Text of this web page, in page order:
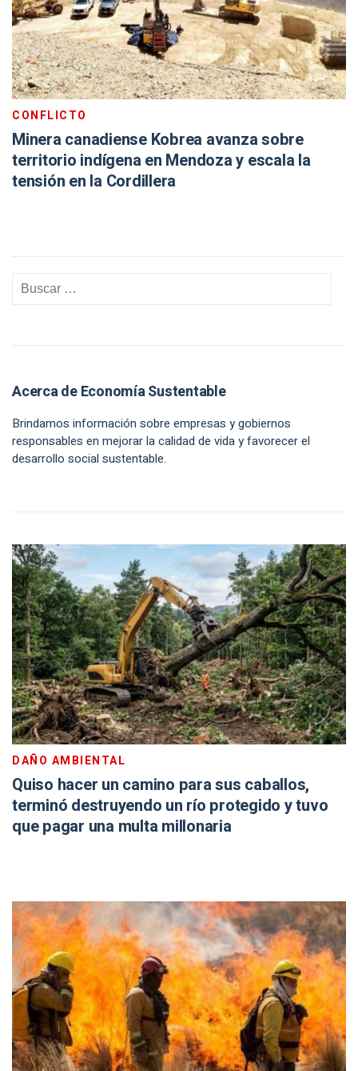
CONFLICTO
Minera canadiense Kobrea avanza sobre
territorio indígena en Mendoza y escala la
tensión en la Cordillera
Acerca de Economía Sustentable
Brindamos información sobre empresas y gobiernos
responsables en mejorar la calidad de vida y favorecer el
desarrollo social sustentable.
DAÑO AMBIENTAL
Quiso hacer un camino para sus caballos,
terminó destruyendo un río protegido y tuvo
que pagar una multa millonaria